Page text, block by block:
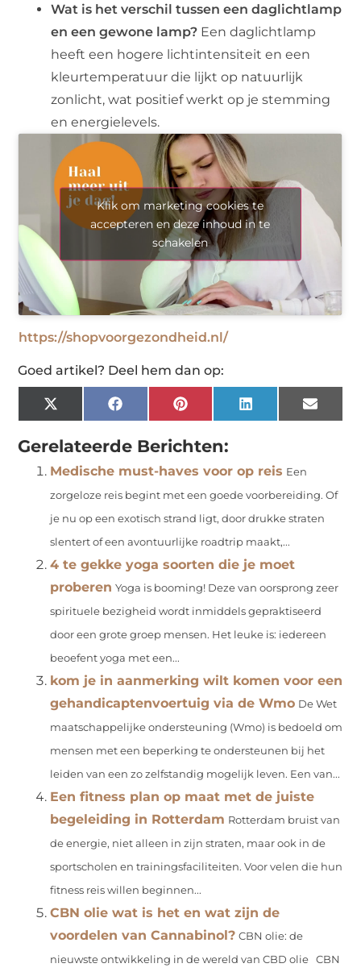
Wat is het verschil tussen een daglichtlamp
en een gewone lamp? Een daglichtlamp
heeft een hogere lichtintensiteit en een
kleurtemperatuur die lijkt op natuurlijk
zonlicht, wat positief werkt op je stemming
en energielevels.
Klik om marketing cookies te
accepteren en deze inhoud in te
schakelen
https://shopvoorgezondheid.nl/
Goed artikel? Deel hem dan op:
X
(Twitter)
FacebookPinterestLinkedInEmail
Gerelateerde Berichten:
Medische must-haves voor op reis Een
zorgeloze reis begint met een goede voorbereiding. Of
je nu op een exotisch strand ligt, door drukke straten
slentert of een avontuurlijke roadtrip maakt,...
4 te gekke yoga soorten die je moet
proberen Yoga is booming! Deze van oorsprong zeer
spirituele bezigheid wordt inmiddels gepraktiseerd
door een grote groep mensen. Het leuke is: iedereen
beoefent yoga met een...
kom je in aanmerking wilt komen voor een
gehandicaptenvoertuig via de Wmo De Wet
maatschappelijke ondersteuning (Wmo) is bedoeld om
mensen met een beperking te ondersteunen bij het
leiden van een zo zelfstandig mogelijk leven. Een van...
Een fitness plan op maat met de juiste
begeleiding in Rotterdam Rotterdam bruist van
de energie, niet alleen in zijn straten, maar ook in de
sportscholen en trainingsfaciliteiten. Voor velen die hun
fitness reis willen beginnen...
CBN olie wat is het en wat zijn de
voordelen van Cannabinol? CBN olie: de
nieuwste ontwikkeling in de wereld van CBD olie CBN